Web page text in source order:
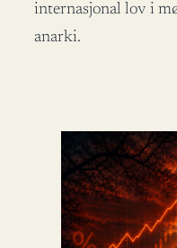
internasjonal lov i
anarki.